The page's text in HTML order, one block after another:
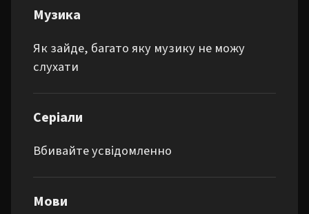
Музика
Як зайде, багато яку музику не можу
слухати
Серіали
Вбивайте усвідомленно
Мови